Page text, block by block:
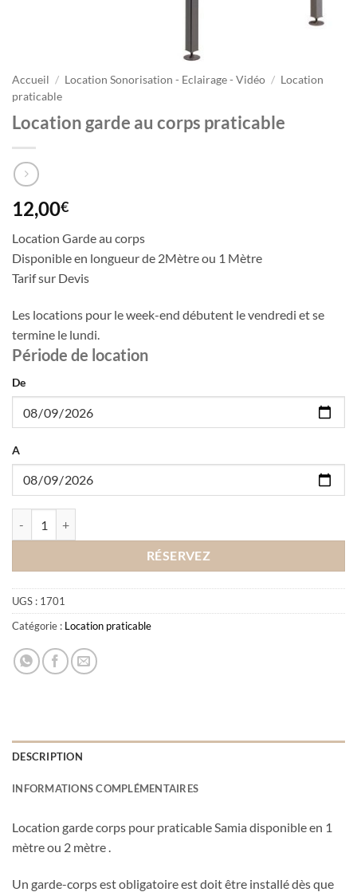
Accueil / Location Sonorisation - Eclairage - Vidéo / Location
praticable
Location garde au corps praticable
12,00€
Location Garde au corps
Disponible en longueur de 2Mètre ou 1 Mètre
Tarif sur Devis
Les locations pour le week-end débutent le vendredi et se
termine le lundi.
Période de location
De
A
RÉSERVEZ
UGS : 1701
Catégorie : Location praticable
DESCRIPTION
INFORMATIONS COMPLÉMENTAIRES
Location garde corps pour praticable Samia disponible en 1
mètre ou 2 mètre .
Un garde-corps est obligatoire est doit être installé dès que